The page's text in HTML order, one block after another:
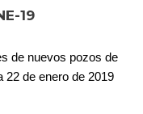
19
de nuevos pozos de
22 de enero de 2019